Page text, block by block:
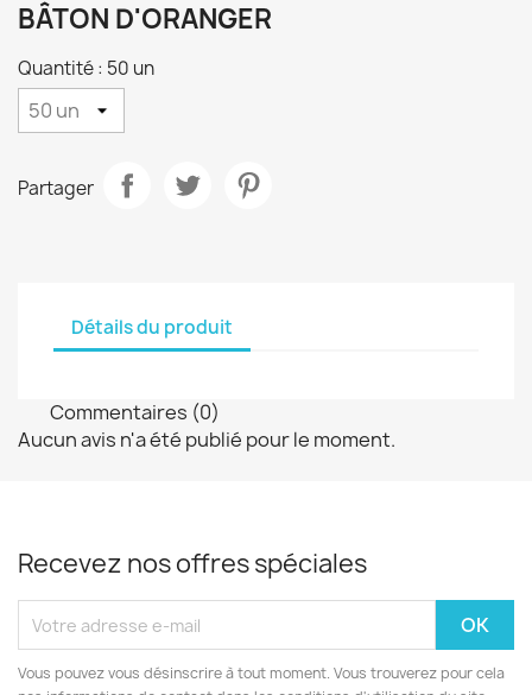
BÂTON D'ORANGER
Quantité : 50 un
Partager
Détails du produit
Commentaires (0)
Aucun avis n'a été publié pour le moment.
Recevez nos offres spéciales
Vous pouvez vous désinscrire à tout moment. Vous trouverez pour cela